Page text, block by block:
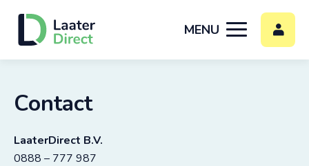
MENU
Contact
LaaterDirect B.V.
0888 – 777 987